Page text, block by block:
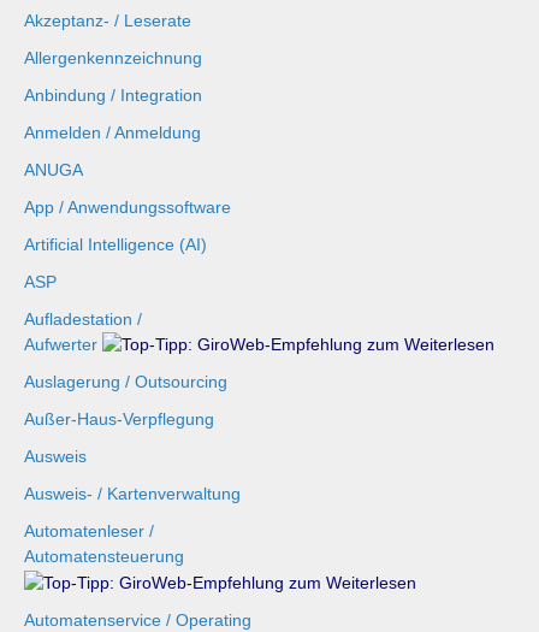
Akzeptanz- / Leserate
Allergenkennzeichnung
Anbindung / Integration
Anmelden / Anmeldung
ANUGA
App / Anwendungssoftware
Artificial Intelligence (AI)
ASP
Aufladestation /
Aufwerter
Auslagerung / Outsourcing
Außer-Haus-Verpflegung
Ausweis
Ausweis- / Kartenverwaltung
Automatenleser /
Automatensteuerung
Automatenservice / Operating